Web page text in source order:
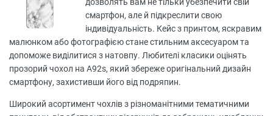
смартфон, але й підкреслити свою
індивідуальність. Кейс з принтом, яскравим
малюнком або фотографією стане стильним аксесуаром та
допоможе виділитися з натовпу. Любителі класики оцінять
прозорий чохол на A92s, який збереже оригінальний дизайн
смартфону, захистивши його від подряпин.
Широкий асортимент чохлів з різноманітними тематичними